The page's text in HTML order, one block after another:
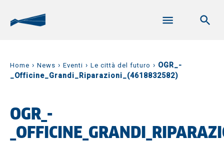
Home › News › Eventi › Le città del futuro › OGR_-
_Officine_Grandi_Riparazioni_(4618832582)
OGR_-